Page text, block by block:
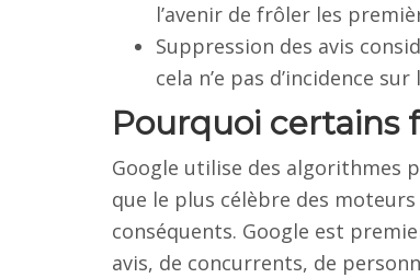
l’avenir de frôler les
Suppression des avis
cela n’e pas d’incidence
Pourquoi certains
Google utilise des algorithmes
que le plus célèbre des
conséquents. Google est
avis, de concurrents, de